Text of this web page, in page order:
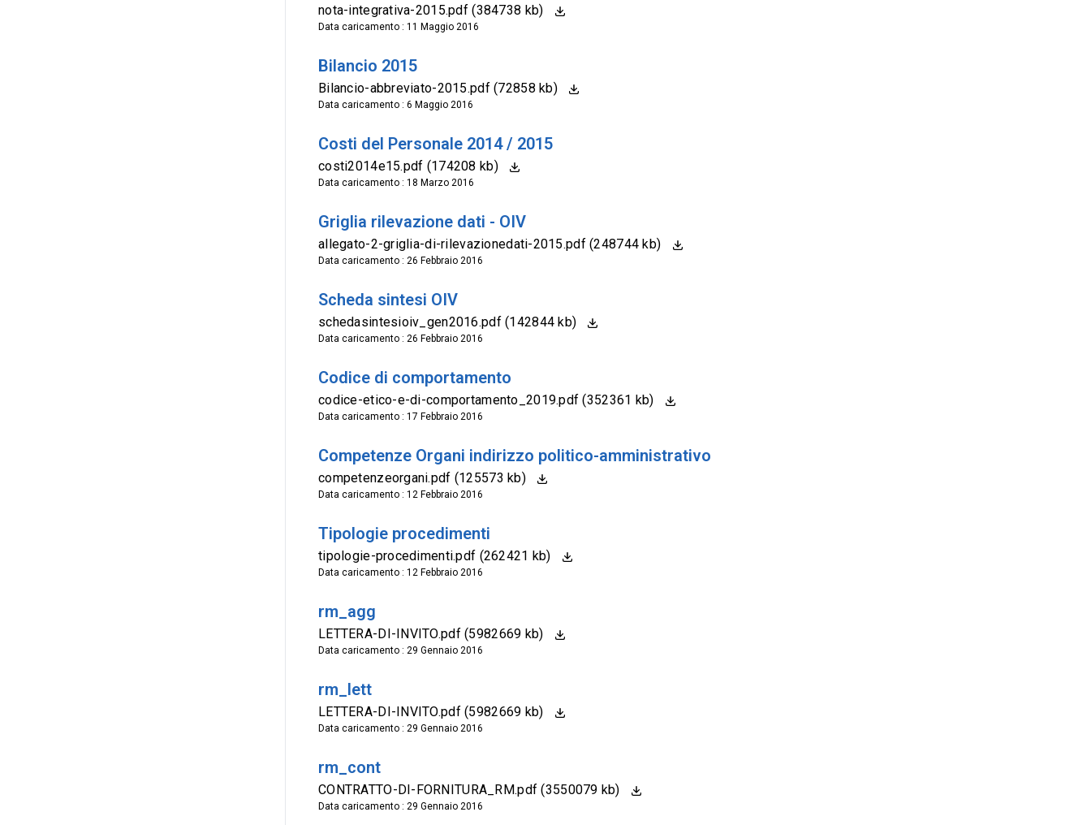
nota-integrativa-2015.pdf (384738 kb)
Data caricamento : 11 Maggio 2016
Bilancio 2015
Bilancio-abbreviato-2015.pdf (72858 kb)
Data caricamento : 6 Maggio 2016
Costi del Personale 2014 / 2015
costi2014e15.pdf (174208 kb)
Data caricamento : 18 Marzo 2016
Griglia rilevazione dati - OIV
allegato-2-griglia-di-rilevazionedati-2015.pdf (248744 kb)
Data caricamento : 26 Febbraio 2016
Scheda sintesi OIV
schedasintesioiv_gen2016.pdf (142844 kb)
Data caricamento : 26 Febbraio 2016
Codice di comportamento
codice-etico-e-di-comportamento_2019.pdf (352361 kb)
Data caricamento : 17 Febbraio 2016
Competenze Organi indirizzo politico-amministrativo
competenzeorgani.pdf (125573 kb)
Data caricamento : 12 Febbraio 2016
Tipologie procedimenti
tipologie-procedimenti.pdf (262421 kb)
Data caricamento : 12 Febbraio 2016
rm_agg
LETTERA-DI-INVITO.pdf (5982669 kb)
Data caricamento : 29 Gennaio 2016
rm_lett
LETTERA-DI-INVITO.pdf (5982669 kb)
Data caricamento : 29 Gennaio 2016
rm_cont
CONTRATTO-DI-FORNITURA_RM.pdf (3550079 kb)
Data caricamento : 29 Gennaio 2016